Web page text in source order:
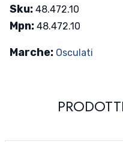
Sku: 48.472.10
Mpn: 48.472.10
Marche: Osculati
PRODOTTI